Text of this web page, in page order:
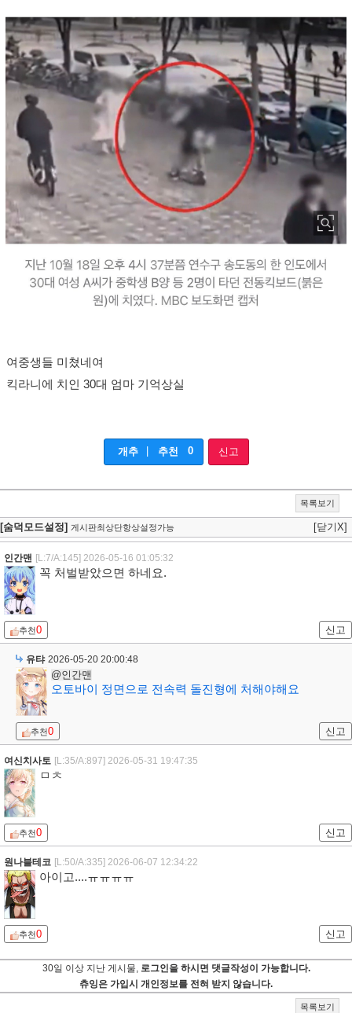
여중생들 미쳤네여
킥라니에 치인 30대 엄마 기억상실
개추 추천 0 신고
목록보기
[숨덕모드설정] 게시판최상단항상설정가능 [닫기X]
인간맨 [L:7/A:145] 2026-05-16 01:05:32
꼭 처벌받았으면 하네요.
추천0 신고
유탸 2026-05-20 20:00:48
@인간맨
오토바이 정면으로 전속력 돌진형에 처해야해요
추천0 신고
여신치사토 [L:35/A:897] 2026-05-31 19:47:35
ㅁㅊ
추천0 신고
원나블테코 [L:50/A:335] 2026-06-07 12:34:22
아이고....ㅠㅠㅠㅠ
추천0 신고
30일 이상 지난 게시물, 로그인을 하시면 댓글작성이 가능합니다.
츄잉은 가입시 개인정보를 전혀 받지 않습니다.
목록보기